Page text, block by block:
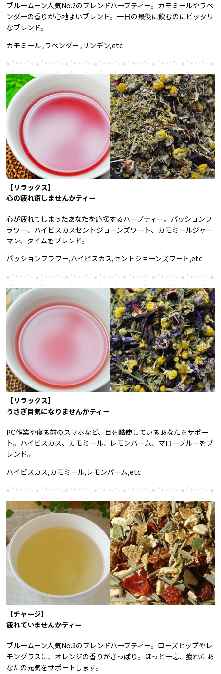
ブルームーン人気No.2のブレンドハーブティー。カモミールやラベ
ンダーの香りが心地よいブレンド。一日の最後に飲むのにピッタリ
なブレンド。
カモミール ,ラベンダー ,リンデン,etc
【リラックス】
心の疲れ癒しませんかティー
心が疲れてしまったあなたを応援するハーブティー。パッションフ
ラワー、ハイビスカスセントジョーンズワート、カモミールジャー
マン、タイムをブレンド。
パッションフラワー,ハイビスカス,セントジョーンズワート,etc
【リラックス】
うさぎ目気になりませんかティー
PC作業や寝る前のスマホなど、目を酷使しているあなたをサポー
ト。ハイビスカス、カモミール、レモンバーム、マローブルーをブ
レンド。
ハイビスカス,カモミール,レモンパーム,etc
【チャージ】
疲れていませんかティー
ブルームーン人気No.3のブレンドハーブティー。ローズヒップやレ
モングラスに、オレンジの香りがさっぱり。ほっと一息、疲れたあ
なたの元気をサポートします。